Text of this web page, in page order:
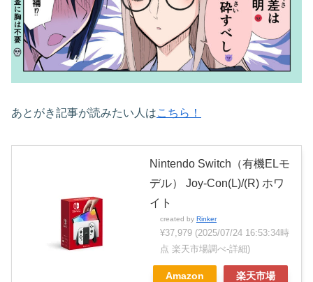
あとがき記事が読みたい人はこちら！
Nintendo Switch（有機ELモ
デル） Joy-Con(L)/(R) ホワ
イト
created by Rinker
¥37,979 (2025/07/24 16:53:34時
点 楽天市場調べ-詳細)
Amazon 楽天市場